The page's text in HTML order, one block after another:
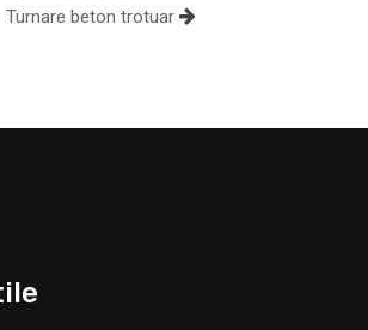
Turnare beton trotuar